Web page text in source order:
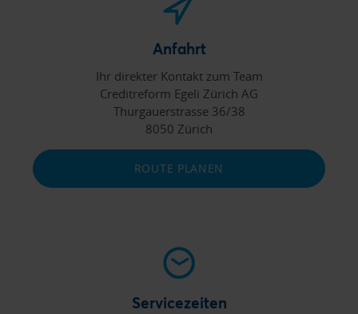
Anfahrt
Ihr direkter Kontakt zum Team
Creditreform Egeli Zürich AG
Thurgauerstrasse 36/38
8050 Zürich
ROUTE PLANEN
Servicezeiten